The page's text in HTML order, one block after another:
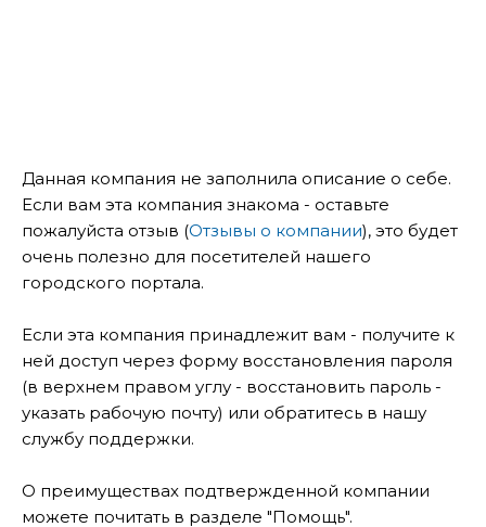
Данная компания не заполнила описание о себе.
Если вам эта компания знакома - оставьте
пожалуйста отзыв (Отзывы о компании), это будет
очень полезно для посетителей нашего
городского портала.
Если эта компания принадлежит вам - получите к
ней доступ через форму восстановления пароля
(в верхнем правом углу - восстановить пароль -
указать рабочую почту) или обратитесь в нашу
службу поддержки.
О преимуществах подтвержденной компании
можете почитать в разделе "Помощь".